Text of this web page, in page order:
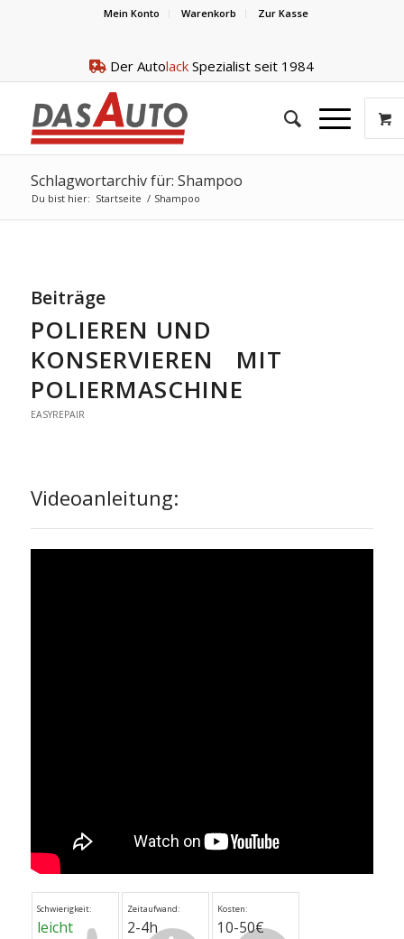
Mein Konto Warenkorb Zur Kasse
Der Autolack Spezialist seit 1984
Schlagwortarchiv für: Shampoo
Du bist hier: Startseite / Shampoo
Beiträge
POLIEREN UND
KONSERVIEREN MIT
POLIERMASCHINE
EASYREPAIR
Videoanleitung:
Schwierigkeit:
leicht
Zeitaufwand:
2-4h
Kosten:
10-50€